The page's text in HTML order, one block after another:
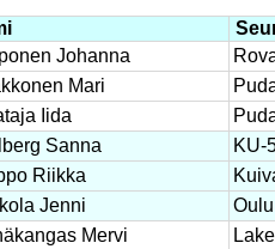
Johanna
Mari
Iida
Sanna
KU-
Riikka
Jenni
Oulu
Mervi